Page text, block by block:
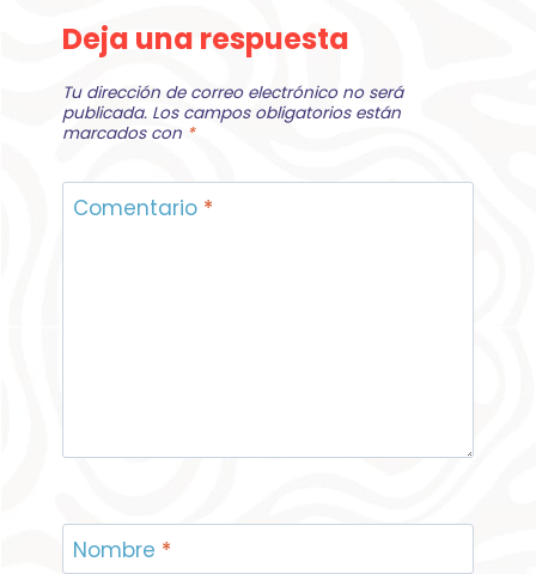
Deja una respuesta
Tu dirección de correo electrónico no será
publicada. Los campos obligatorios están
marcados con *
Comentario *
Nombre *